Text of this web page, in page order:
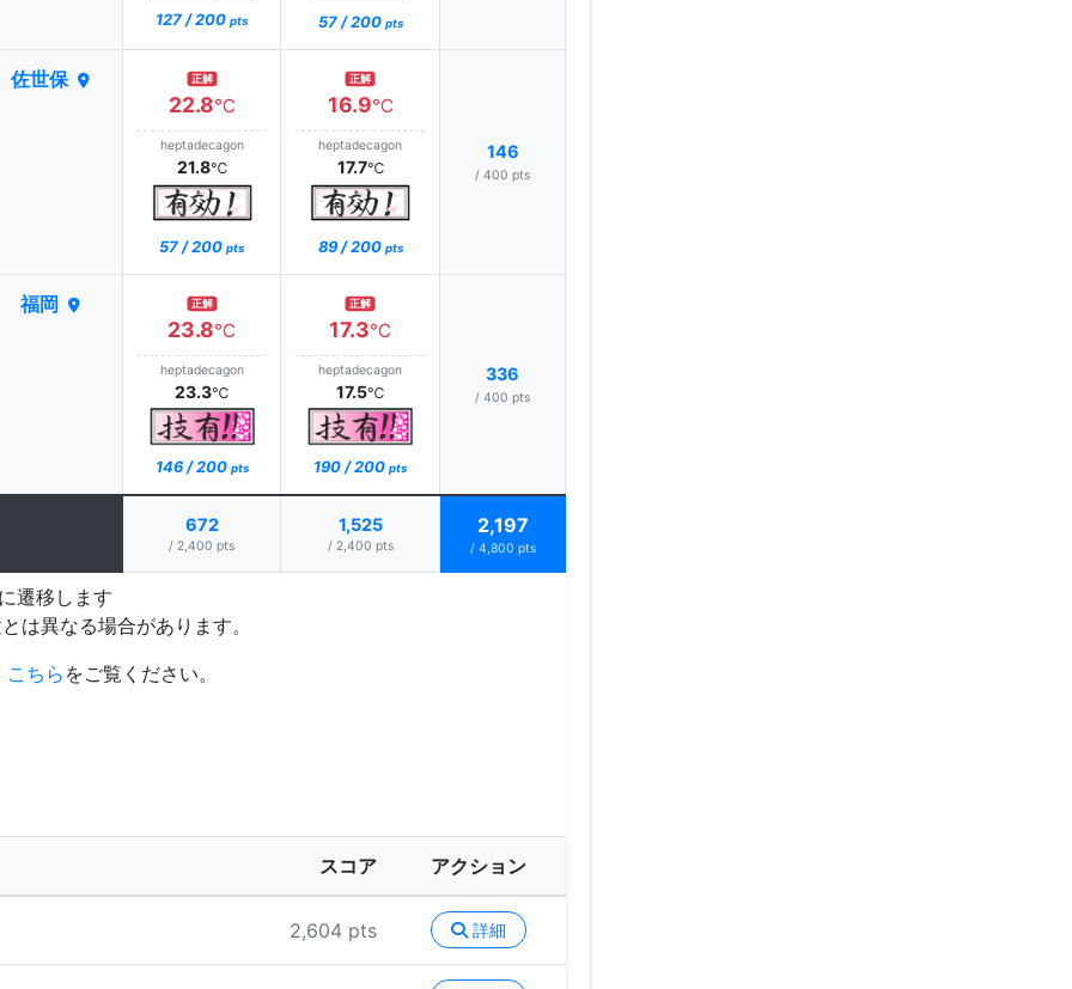
127 / 200 pts 57 / 200 pts
佐世保 正解
22.8℃
heptadecagon
21.8℃
57 / 200 pts
正解
16.9℃
heptadecagon
17.7℃
89 / 200 pts
146
/ 400 pts
福岡 正解
23.8℃
heptadecagon
23.3℃
146 / 200 pts
正解
17.3℃
heptadecagon
17.5℃
190 / 200 pts
336
/ 400 pts
672
/ 2,400 pts
1,525
/ 2,400 pts
2,197
/ 4,800 pts
遷移します
は異なる場合があります。
こちら をご覧ください。
スコア アクション
2,604 pts 詳細